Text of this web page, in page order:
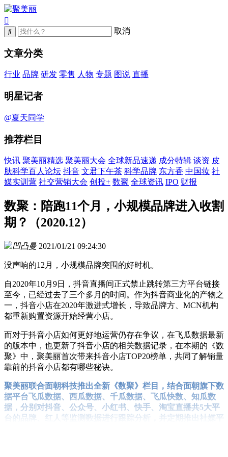
取消
文章分类
行业 品牌 研发 零售 人物 专题 图说 直播
明星记者
@夏天同学
推荐栏目
快讯 聚美丽精选 聚美丽大会 全球新品速递 成分特辑 谈资 皮
肤科学百人论坛 抖音 文君下午茶 科学品牌 东方香 中国妆 社
媒实训营 社交营销大会 创投+ 数聚 全球资讯 IPO 财报
数聚：陪跑11个月，小规模品牌进入收割
期？（2020.12）
凹凸曼 2021/01/21 09:24:30
没声响的12月，小规模品牌突围的好时机。
自2020年10月9日，抖音直播间正式禁止跳转第三方平台链接
至今，已经过去了三个多月的时间。作为抖音商业化的产物之
一，抖音小店在2020年激进式增长，导致品牌方、MCN机构
都重新购置资源开始经营小店。
而对于抖音小店如何更好地运营仍存在争议，在飞瓜数据最新
的版本中，也更新了抖音小店的相关数据记录，在本期的《数
聚》中，聚美丽首次带来抖音小店TOP20榜单，共同了解销量
靠前的抖音小店都有哪些秘诀。
聚美丽联合面朝科技推出全新《数聚》栏目，结合面朝旗下数
据平台飞瓜数据、西瓜数据、千瓜数据、飞瓜快数、知瓜数
据，分别对抖音、公众号、小红书、快手、淘宝直播共5大平
台的品牌、红人等监测数据进行跟踪分析，并定期推出社媒平